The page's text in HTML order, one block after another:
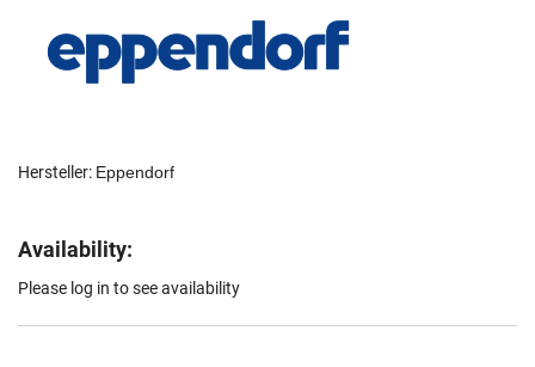
Hersteller: Eppendorf
Availability:
Please log in to see availability